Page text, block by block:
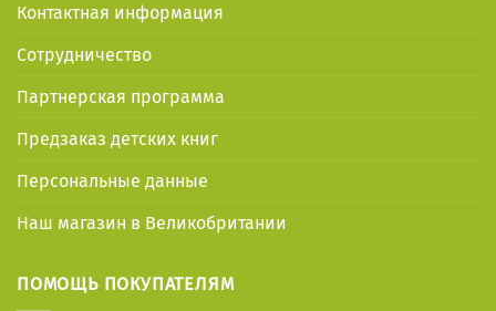
Контактная информация
Сотрудничество
Партнерская программа
Предзаказ детских книг
Персональные данные
Наш магазин в Великобритании
ПОМОЩЬ ПОКУПАТЕЛЯМ